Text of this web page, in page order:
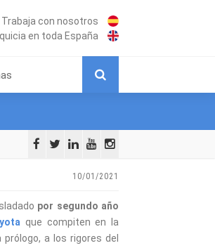
Trabaja con nosotros
en toda España
10/01/2021
por segundo año
que compiten en la
a los rigores del